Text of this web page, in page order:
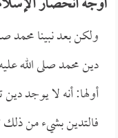
ولكن بعد نبينا محمد
دين محمد صلى الله
أولها: أنه لا يوجد
فالتدين بشيء من